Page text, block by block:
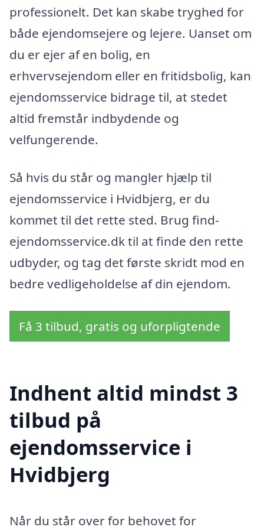
professionelt. Det kan skabe tryghed for
både ejendomsejere og lejere. Uanset om
du er ejer af en bolig, en
erhvervsejendom eller en fritidsbolig, kan
ejendomsservice bidrage til, at stedet
altid fremstår indbydende og
velfungerende.
Så hvis du står og mangler hjælp til
ejendomsservice i Hvidbjerg, er du
kommet til det rette sted. Brug find-
ejendomsservice.dk til at finde den rette
udbyder, og tag det første skridt mod en
bedre vedligeholdelse af din ejendom.
Få 3 tilbud, gratis og uforpligtende
Indhent altid mindst 3
tilbud på
ejendomsservice i
Hvidbjerg
Når du står over for behovet for